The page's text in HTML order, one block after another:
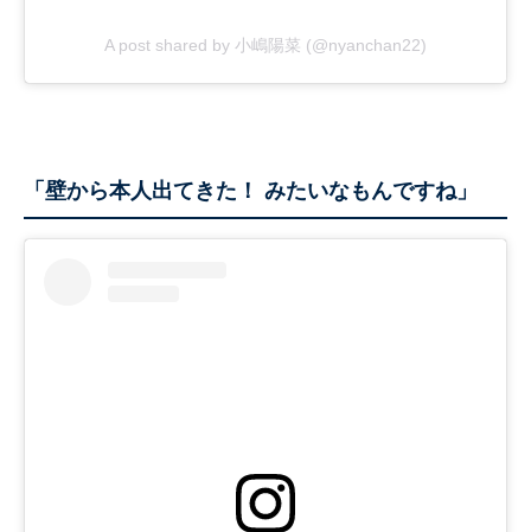
A post shared by 小嶋陽菜 (@nyanchan22)
「壁から本人出てきた！ みたいなもんですね」